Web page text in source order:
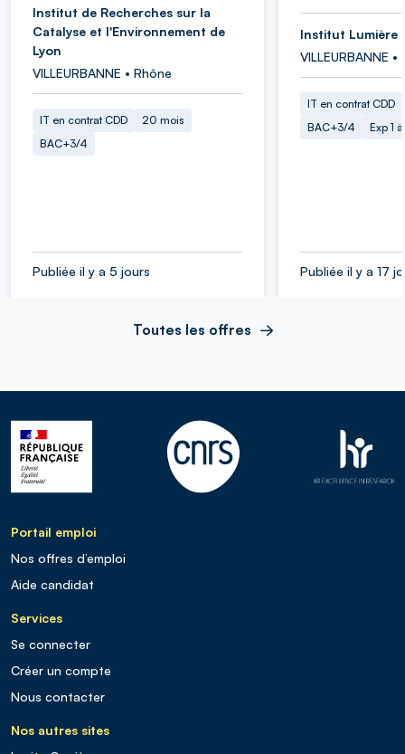
Institut de Recherches sur la
Catalyse et l'Environnement de
Lyon
VILLEURBANNE • Rhône
IT en contrat CDD
20 mois
BAC+3/4
Publiée il y a 5 jours
Institut Lumière
VILLEURBANNE •
IT en contrat CDD
BAC+3/4
Exp 1
Publiée il y a 17
Toutes les offres
Portail emploi
Nos offres d’emploi
Aide candidat
Services
Se connecter
Créer un compte
Nous contacter
Nos autres sites